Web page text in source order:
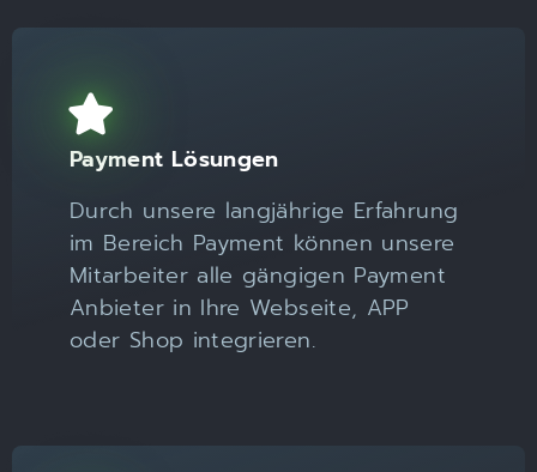
Payment Lösungen
Durch unsere langjährige Erfahrung
im Bereich Payment können unsere
Mitarbeiter alle gängigen Payment
Anbieter in Ihre Webseite, APP
oder Shop integrieren.